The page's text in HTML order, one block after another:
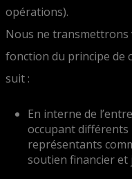
opérations).
Nous ne transmettrons
fonction du principe de
suit :
En interne de
occupant différents
représentants
soutien financier et